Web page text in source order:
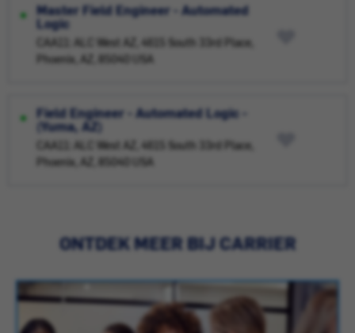
Master Field Engineer - Automated
Logic
CAA11: ALC West AZ, 4615 South 33rd Place,
Phoenix, AZ, 85040 USA
Field Engineer - Automated Logic -
(Yuma, AZ)
CAA11: ALC West AZ, 4615 South 33rd Place,
Phoenix, AZ, 85040 USA
ONTDEK MEER BIJ CARRIER